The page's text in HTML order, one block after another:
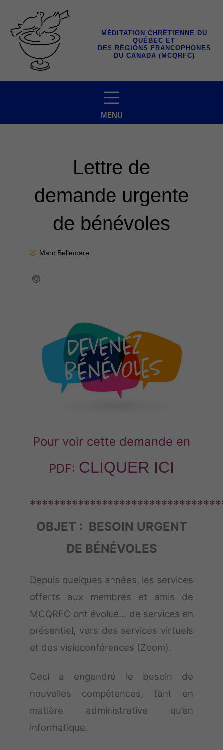
contenu
MÉDITATION CHRÉTIENNE DU
QUÉBEC ET
DES RÉGIONS FRANCOPHONES
DU CANADA (MCQRFC)
MENU
Lettre de
demande urgente
de bénévoles
Marc Bellemare
Pour voir cette demande en
PDF: CLIQUER ICI
OBJET : BESOIN URGENT
DE BÉNÉVOLES
Depuis quelques années, les services
offerts aux membres et amis de
MCQRFC ont évolué… de services en
présentiel, vers des services virtuels
et des visioconférences (Zoom).
Ceci a engendré le besoin de
nouvelles compétences, tant en
matière administrative qu’en
informatique.